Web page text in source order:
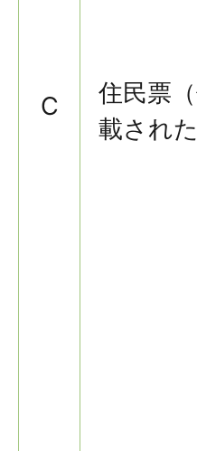
C
住民票
載された